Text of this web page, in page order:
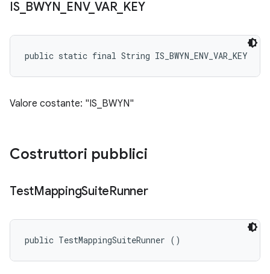
IS_ BWYN ENV_ VAR_ KEY
public static final String IS_BWYN_ENV_VAR_KEY
Valore costante: "IS_BWYN"
Costruttori pubblici
TestMappingSuiteRunner
public TestMappingSuiteRunner ()